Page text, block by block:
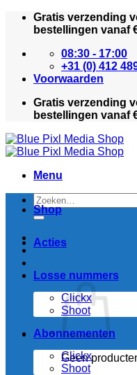
Gratis verzending
bestellingen vanaf
08:30 - 17:00
+31 (0) 412
Voorwaarden
Gratis verzending
bestellingen vanaf
Menu
Zoeken
naar:
Geen
Shop
Acties
Losse nummers
Clickx
Shoot
Abonnementen
Clickx
Shoot